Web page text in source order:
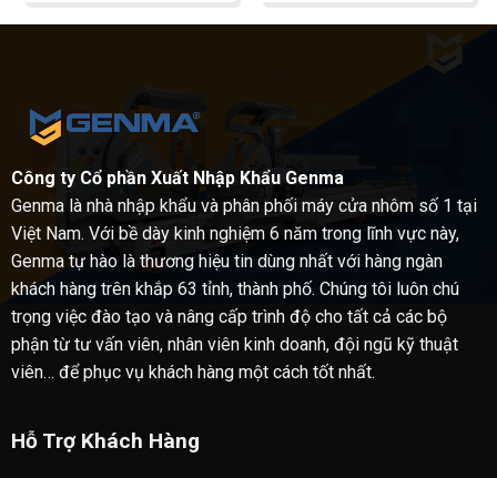
Công ty Cổ phần Xuất Nhập Khẩu Genma
Genma là nhà nhập khẩu và phân phối máy cửa nhôm số 1 tại
Việt Nam. Với bề dày kinh nghiệm 6 năm trong lĩnh vực này,
Genma tự hào là thương hiệu tin dùng nhất với hàng ngàn
khách hàng trên khắp 63 tỉnh, thành phố. Chúng tôi luôn chú
trọng việc đào tạo và nâng cấp trình độ cho tất cả các bộ
phận từ tư vấn viên, nhân viên kinh doanh, đội ngũ kỹ thuật
viên… để phục vụ khách hàng một cách tốt nhất.
Hỗ Trợ Khách Hàng